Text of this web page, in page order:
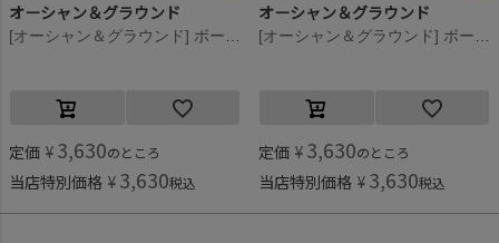
オーシャン＆グラウンド
[オーシャン＆グラウンド] ボーダーベビーセットアップ レッド
定価 ¥ 3,630のところ
当店特別価格 ¥ 3,630税込
オーシャン＆グラウンド
[オーシャン＆グラウンド] ボーダーベビーセットアップ ライトブルー
定価 ¥ 3,630のところ
当店特別価格 ¥ 3,630税込